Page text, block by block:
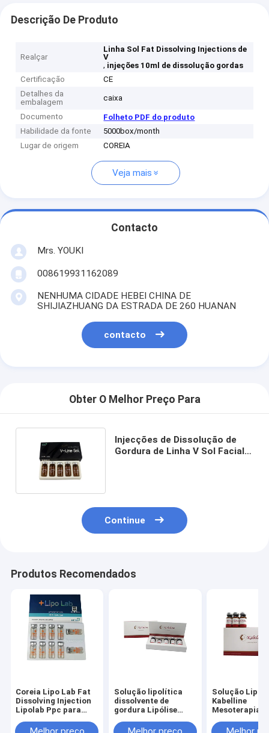
Descrição De Produto
Realçar
Linha Sol Fat Dissolving Injections de
V
, injeções 10ml de dissolução gordas
Certificação
CE
Detalhes da
embalagem
caixa
Documento
Folheto PDF do produto
Habilidade da fonte
5000box/month
Lugar de origem
COREIA
Veja mais
Contacto
Mrs. YOUKI
008619931162089
NENHUMA CIDADE HEBEI CHINA DE
SHIJIAZHUANG DA ESTRADA DE 260 HUANAN
contacto
Obter O Melhor Preço Para
Injecções de Dissolução de
Gordura de Linha V Sol Facial
Continue
Produtos Recomendados
Coreia Lipo Lab Fat
Dissolving Injection
Lipolab Ppc para
Solução lipolítica
dissolvente de
gordura Lipólise
Solução
Kabelline
Mesoterapia
Dissolve